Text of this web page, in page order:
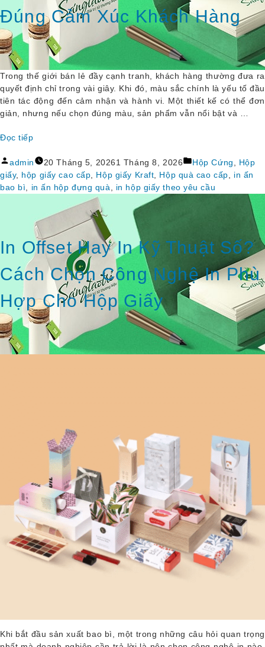
THÀNH
MỘT
PHẦN
CỦA
QUÀ”
Đúng Cảm Xúc Khách Hàng
Trong thế giới bán lẻ đầy cạnh tranh, khách hàng thường đưa ra
quyết định chỉ trong vài giây. Khi đó, màu sắc chính là yếu tố đầu
tiên tác động đến cảm nhận và hành vi. Một thiết kế có thể đơn
giản, nhưng nếu chọn đúng màu, sản phẩm vẫn nổi bật và …
Đọc tiếp
Lý
Màu
Sắc
Bì:
Chọn
Đúng
Màu
–
Chạm
Đúng
Cảm
Xúc
Khách
Hàng”
Đăng
bởi
admin 20 Tháng 5, 20261 Tháng 8, 2026
Đăng
trong
Hộp Cứng
Hộp
giấy, hộp giấy cao cấp Hộp giấy Kraft Hộp quà cao cấp
in ấn
bao bì
in ấn hộp đựng quà in hộp giấy theo yêu cầu
In Offset Hay In Kỹ Thuật Số?
Cách Chọn Công Nghệ In Phù
Hợp Cho Hộp Giấy
Khi bắt đầu sản xuất bao bì, một trong những câu hỏi quan trọng